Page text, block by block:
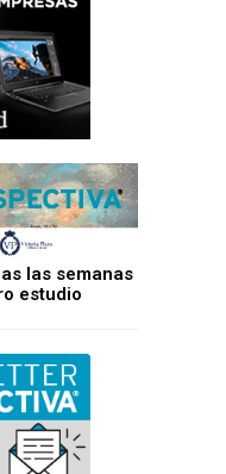
las semanas
estudio